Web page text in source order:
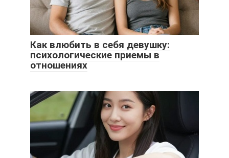
Как влюбить в себя девушку:
психологические приемы в
отношениях